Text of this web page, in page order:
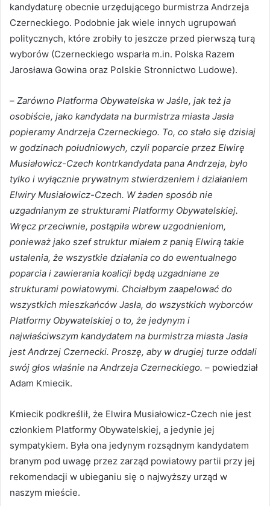
kandydaturę obecnie urzędującego burmistrza Andrzeja
Czerneckiego. Podobnie jak wiele innych ugrupowań
politycznych, które zrobiły to jeszcze przed pierwszą turą
wyborów (Czerneckiego wsparła m.in. Polska Razem
Jarosława Gowina oraz Polskie Stronnictwo Ludowe).
– Zarówno Platforma Obywatelska w Jaśle, jak też ja
osobiście, jako kandydata na burmistrza miasta Jasła
popieramy Andrzeja Czerneckiego. To, co stało się dzisiaj
w godzinach południowych, czyli poparcie przez Elwirę
Musiałowicz-Czech kontrkandydata pana Andrzeja, było
tylko i wyłącznie prywatnym stwierdzeniem i działaniem
Elwiry Musiałowicz-Czech. W żaden sposób nie
uzgadnianym ze strukturami Platformy Obywatelskiej.
Wręcz przeciwnie, postąpiła wbrew uzgodnieniom,
ponieważ jako szef struktur miałem z panią Elwirą takie
ustalenia, że wszystkie działania co do ewentualnego
poparcia i zawierania koalicji będą uzgadniane ze
strukturami powiatowymi. Chciałbym zaapelować do
wszystkich mieszkańców Jasła, do wszystkich wyborców
Platformy Obywatelskiej o to, że jedynym i
najwłaściwszym kandydatem na burmistrza miasta Jasła
jest Andrzej Czernecki. Proszę, aby w drugiej turze oddali
swój głos właśnie na Andrzeja Czerneckiego. – powiedział
Adam Kmiecik.
Kmiecik podkreślił, że Elwira Musiałowicz-Czech nie jest
członkiem Platformy Obywatelskiej, a jedynie jej
sympatykiem. Była ona jedynym rozsądnym kandydatem
branym pod uwagę przez zarząd powiatowy partii przy jej
rekomendacji w ubieganiu się o najwyższy urząd w
naszym mieście.